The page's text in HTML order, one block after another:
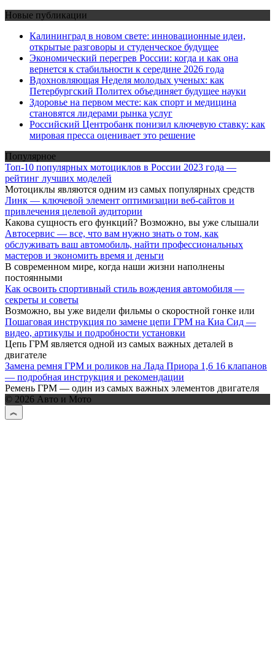
Новые публикации
Калининград в новом свете: инновационные идеи,
открытые разговоры и студенческое будущее
Экономический перегрев России: когда и как она
вернется к стабильности к середине 2026 года
Вдохновляющая Неделя молодых ученых: как
Петербургский Политех объединяет будущее науки
Здоровье на первом месте: как спорт и медицина
становятся лидерами рынка услуг
Российский Центробанк понизил ключевую ставку: как
мировая пресса оценивает это решение
Популярное
Топ-10 популярных мотоциклов в России 2023 года —
рейтинг лучших моделей
Мотоциклы являются одним из самых популярных средств
Линк — ключевой элемент оптимизации веб-сайтов и
привлечения целевой аудитории
Какова сущность его функций? Возможно, вы уже слышали
Автосервис — все, что вам нужно знать о том, как
обслуживать ваш автомобиль, найти профессиональных
мастеров и экономить время и деньги
В современном мире, когда наши жизни наполнены
постоянными
Как освоить спортивный стиль вождения автомобиля —
секреты и советы
Возможно, вы уже видели фильмы о скоростной гонке или
Пошаговая инструкция по замене цепи ГРМ на Киа Сид —
видео, артикулы и подробности установки
Цепь ГРМ является одной из самых важных деталей в
двигателе
Замена ремня ГРМ и роликов на Лада Приора 1,6 16 клапанов
— подробная инструкция и рекомендации
Ремень ГРМ — один из самых важных элементов двигателя
© 2026 Авто и Мото